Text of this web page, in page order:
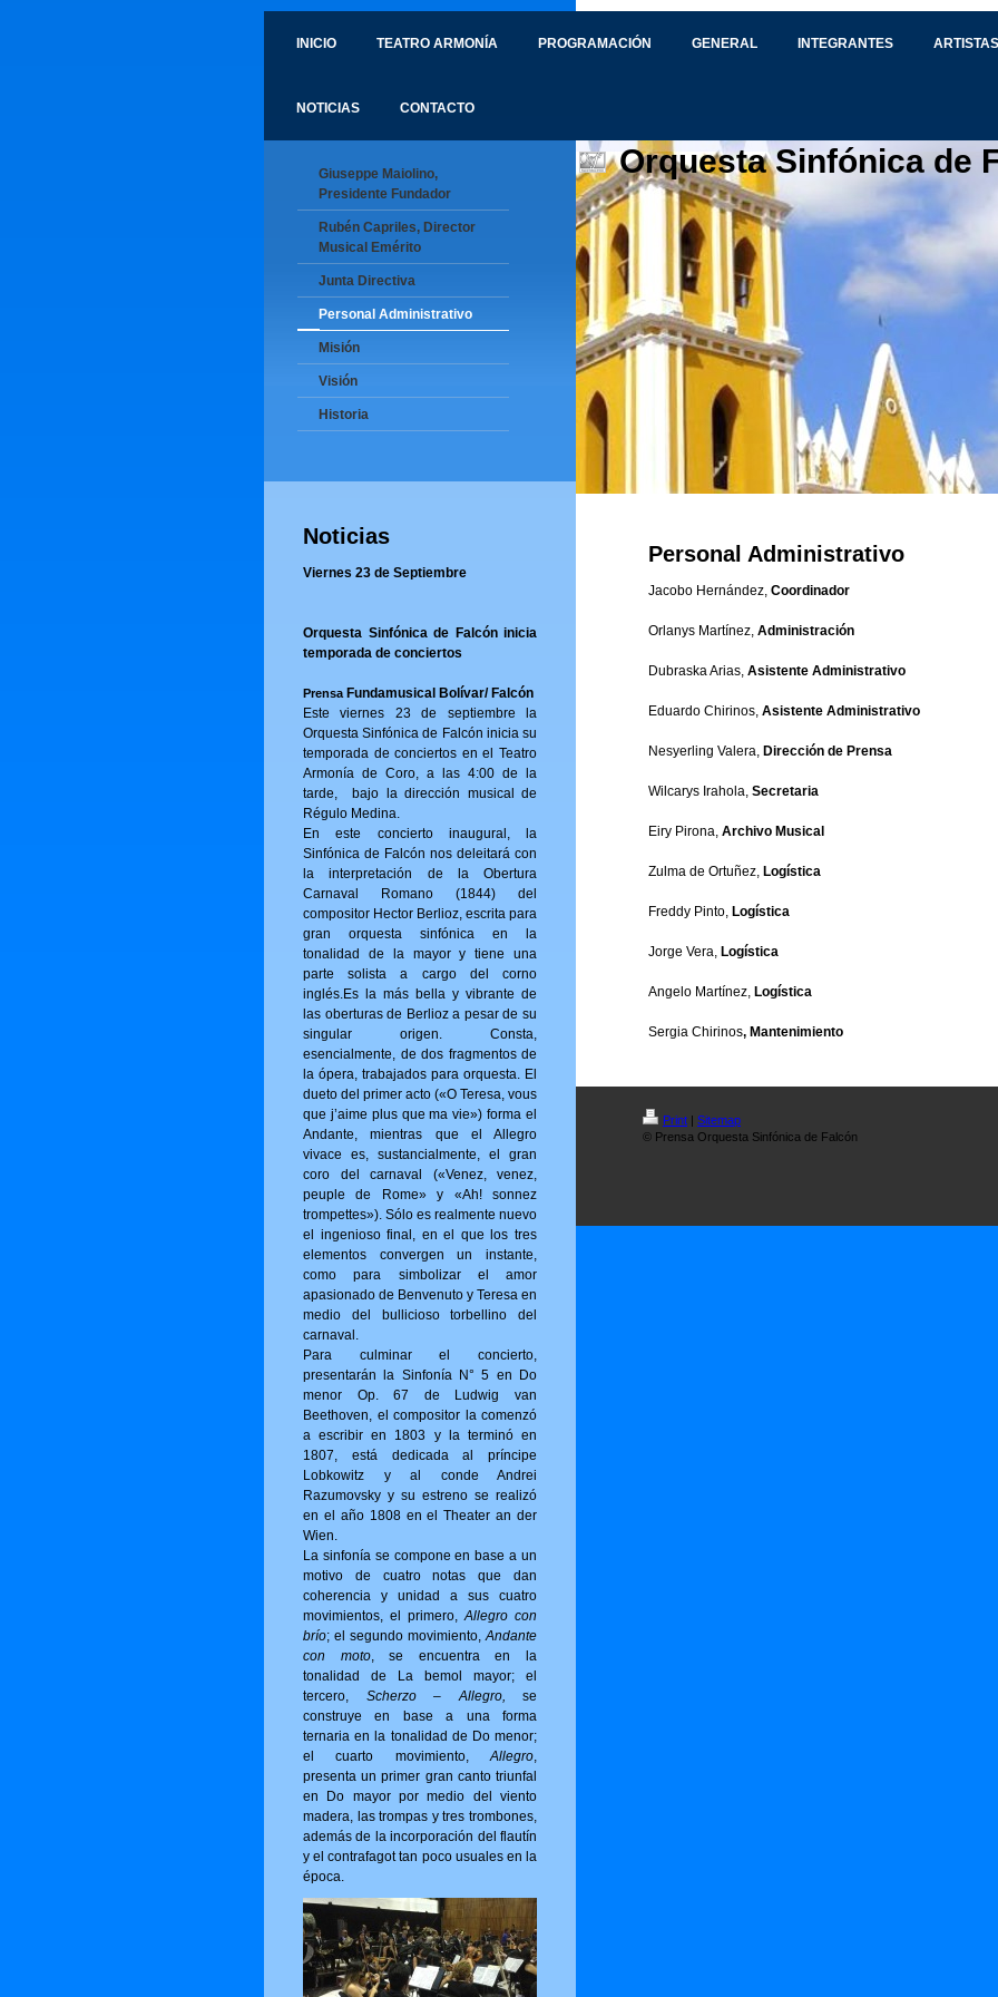
INICIO TEATRO ARMONÍA PROGRAMACIÓN GENERAL INTEGRANTES
NOTICIAS CONTACTO
Giuseppe Maiolino,
Presidente Fundador
Rubén Capriles, Director
Musical Emérito
Junta Directiva
Personal Administrativo
Misión
Visión
Historia
Noticias
Viernes 23 de Septiembre
Orquesta Sinfónica de Falcón inicia
temporada de conciertos
PrensaFundamusical Bolívar/ Falcón
Este viernes 23 de septiembre la
Orquesta Sinfónica de Falcón inicia su
temporada de conciertos en el Teatro
Armonía de Coro, a las 4:00 de la
tarde, bajo la dirección musical de
Régulo Medina.
En este concierto inaugural, la
Sinfónica de Falcón nos deleitará con
la interpretación de la Obertura
Carnaval Romano (1844) del
compositor Hector Berlioz, escrita para
gran orquesta sinfónica en la
tonalidad de la mayor y tiene una
parte solista a cargo del corno
inglés.Es la más bella y vibrante de
las oberturas de Berlioz a pesar de su
singular origen. Consta,
esencialmente, de dos fragmentos de
la ópera, trabajados para orquesta. El
dueto del primer acto («O Tere­sa, vous
que j’aime plus que ma vie») for­ma el
Andante, mientras que el Allegro
vivace es, sustancialmente, el gran
coro del carnaval («Venez, venez,
peuple de Rome» y «Ah! sonnez
trompettes»). Sólo es realmente nuevo
el ingenioso final, en el que los tres
elementos convergen un instante,
como para simbolizar el amor
apasionado de Benvenuto y Teresa en
medio del bullicioso torbellino del
carnaval.
Para culminar el concierto,
presentarán la Sinfonía N° 5 en Do
menor Op. 67 de Ludwig van
Beethoven, el compositor la comenzó
a escribir en 1803 y la terminó en
1807, está dedicada al príncipe
Lobkowitz y al conde Andrei
Razumovsky y su estreno se realizó
en el año 1808 en el Theater an der
Wien.
La sinfonía se compone en base a un
motivo de cuatro notas que dan
coherencia y unidad a sus cuatro
movimientos, el primero,Allegro con
brío; el segundo movimiento,Andante
con moto, se encuentra en la
tonalidad de La bemol mayor; el
tercero, Scherzo – Allegro, se
construye en base a una forma
ternaria en la tonalidad de Do menor;
el cuarto movimiento,Allegro,
presenta un primer gran canto triunfal
en Do mayor por medio del viento
madera, las trompas y tres trombones,
además de la incorporación del flautín
y el contrafagot tan poco usuales en la
época.
Orquesta Sinfónica de
Personal Administrativo
Jacobo Hernández, Coordinador
Orlanys Martínez, Administración
Dubraska Arias, Asistente Administrativo
Eduardo Chirinos, Asistente Administrativo
Nesyerling Valera, Dirección de Prensa
Wilcarys Irahola, Secretaria
Eiry Pirona, Archivo Musical
Zulma de Ortuñez, Logística
Freddy Pinto, Logística
Jorge Vera, Logística
Angelo Martínez, Logística
Sergia Chirinos, Mantenimiento
Print | Sitemap
© Prensa Orquesta Sinfónica de Falcón